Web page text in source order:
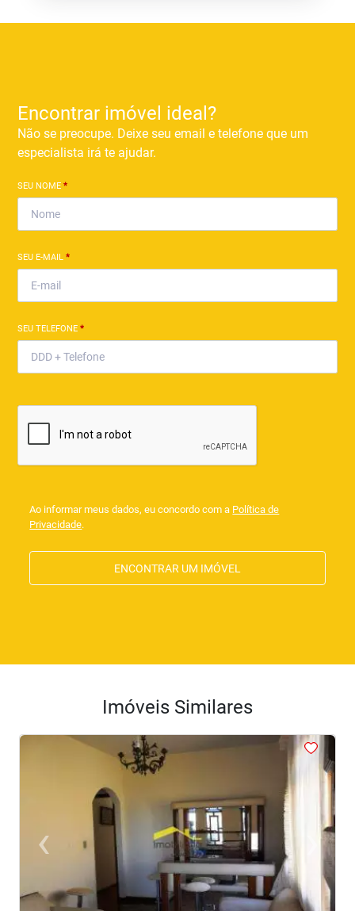
Encontrar imóvel ideal?
Não se preocupe. Deixe seu email e telefone que um
especialista irá te ajudar.
SEU NOME*
SEU E-MAIL*
SEU TELEFONE*
Ao informar meus dados, eu concordo com a Política de
Privacidade.
ENCONTRAR UM IMÓVEL
Imóveis Similares
‹Previous Next